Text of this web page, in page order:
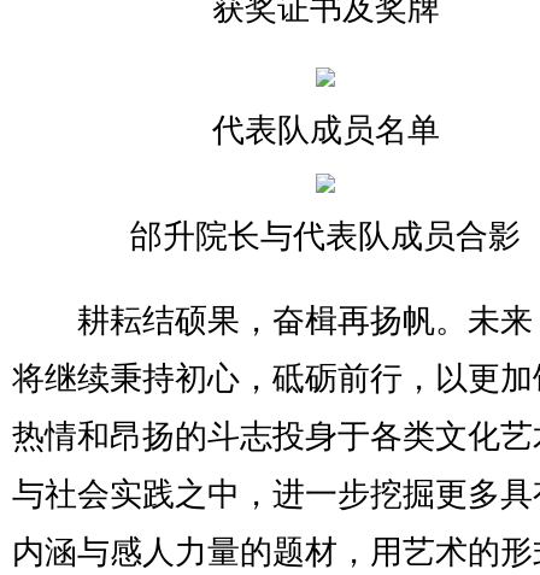
获奖证书及奖牌
代表队成员名单
邰升院长与代表队成员合影
耕耘结硕果，奋楫再扬帆。未来
将继续秉持初心，砥砺前行，以更
热情和昂扬的斗志投身于各类文化
与社会实践之中，进一步挖掘更多
内涵与感人力量的题材，用艺术的